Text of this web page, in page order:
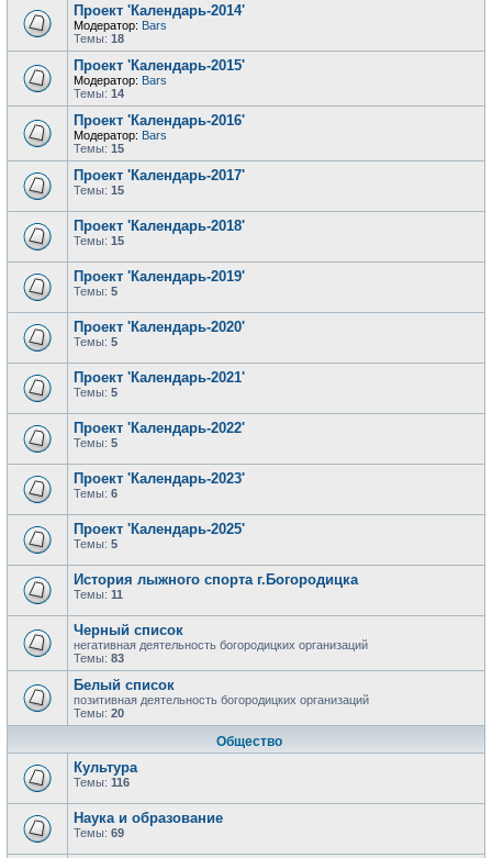
Проект 'Календарь-2014'
Модератор: Bars
Темы: 18
Проект 'Календарь-2015'
Модератор: Bars
Темы: 14
Проект 'Календарь-2016'
Модератор: Bars
Темы: 15
Проект 'Календарь-2017'
Темы: 15
Проект 'Календарь-2018'
Темы: 15
Проект 'Календарь-2019'
Темы: 5
Проект 'Календарь-2020'
Темы: 5
Проект 'Календарь-2021'
Темы: 5
Проект 'Календарь-2022'
Темы: 5
Проект 'Календарь-2023'
Темы: 6
Проект 'Календарь-2025'
Темы: 5
История лыжного спорта г.Богородицка
Темы: 11
Черный список
негативная деятельность богородицких организаций
Темы: 83
Белый список
позитивная деятельность богородицких организаций
Темы: 20
Общество
Культура
Темы: 116
Наука и образование
Темы: 69